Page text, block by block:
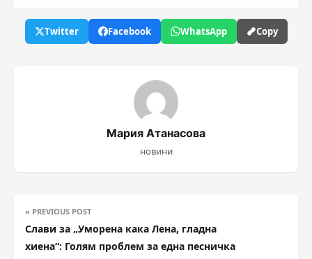
Twitter Facebook WhatsApp Copy
Мария Атанасова
новини
« PREVIOUS POST
Слави за „Уморена кака Лена, гладна
хиена“: Голям проблем за една песничка